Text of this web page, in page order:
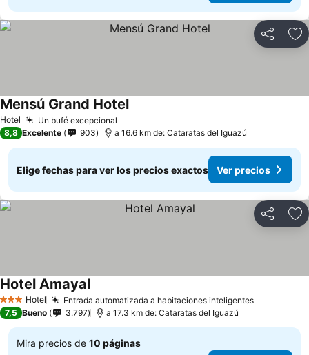
Compartir
Hotel Un bufé excepcional
Mensú Grand Hotel
8,8 Excelente 903 a 16.6 km de: Cataratas del Iguazú
Elige fechas para ver los precios exactos Ver precios
Compartir
3 Estrellas
Hotel Entrada automatizada a habitaciones inteligentes
Hotel Amayal
7,5 Bueno 3.797 a 17.3 km de: Cataratas del Iguazú
Mira precios de 10 páginas